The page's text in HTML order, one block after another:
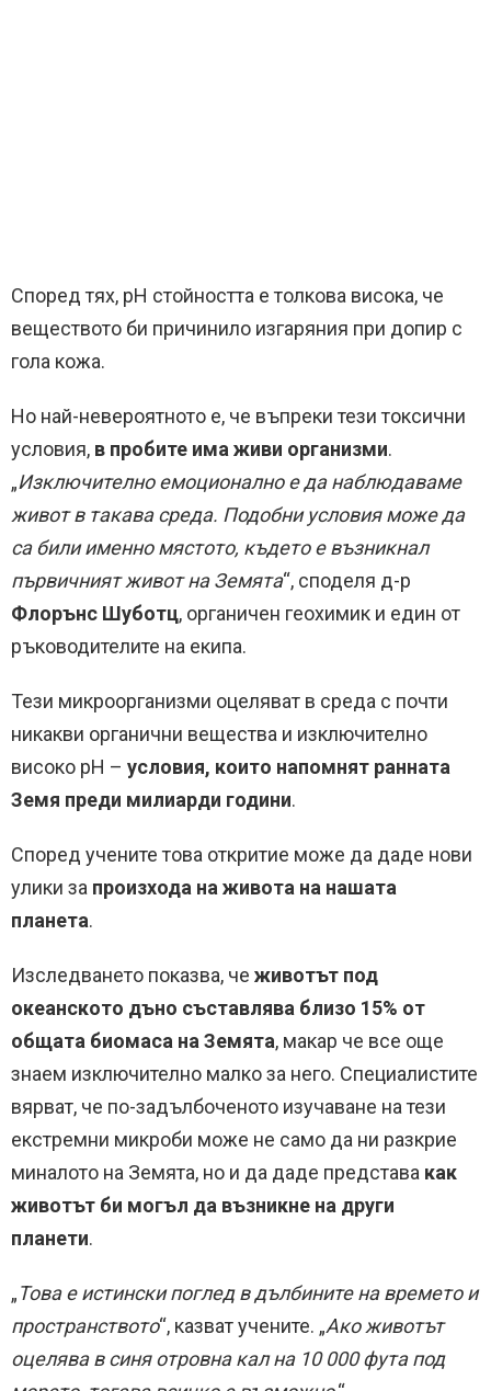
Според тях, pH стойността е толкова висока, че
веществото би причинило изгаряния при допир с
гола кожа.
Но най-невероятното е, че въпреки тези токсични
условия, в пробите има живи организми.
„Изключително емоционално е да наблюдаваме
живот в такава среда. Подобни условия може да
са били именно мястото, където е възникнал
първичният живот на Земята“, споделя д-р
Флорънс Шуботц, органичен геохимик и един от
ръководителите на екипа.
Тези микроорганизми оцеляват в среда с почти
никакви органични вещества и изключително
високо pH – условия, които напомнят ранната
Земя преди милиарди години.
Според учените това откритие може да даде нови
улики за произхода на живота на нашата
планета.
Изследването показва, че животът под
океанското дъно съставлява близо 15% от
общата биомаса на Земята, макар че все още
знаем изключително малко за него. Специалистите
вярват, че по-задълбоченото изучаване на тези
екстремни микроби може не само да ни разкрие
миналото на Земята, но и да даде представа как
животът би могъл да възникне на други
планети.
„Това е истински поглед в дълбините на времето и
пространството“, казват учените. „Ако животът
оцелява в синя отровна кал на 10 000 фута под